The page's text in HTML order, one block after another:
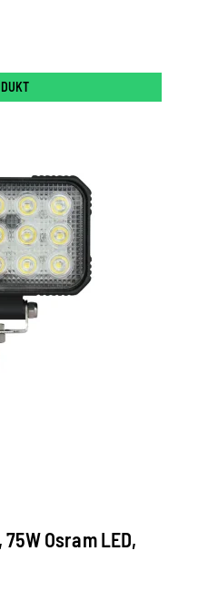
Osram LED,